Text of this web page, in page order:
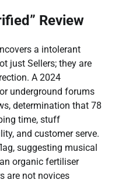
Review
a intolerant
just Sellers; they are
A 2024
underground forums
determination that 78
time, stuff
and customer serve.
suggesting musical
organic fertiliser
are not novices